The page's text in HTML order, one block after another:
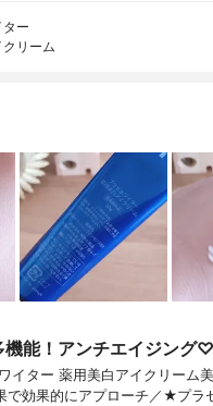
ー
リーム
機能！アンチエイジング♡
イター 薬用美白アイクリーム
で効果的にアプローチ／★プラ